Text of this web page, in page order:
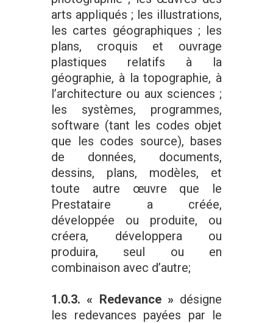
arts appliqués ; les illustrations,
les cartes géographiques ; les
plans, croquis et ouvrage
plastiques relatifs à la
géographie, à la topographie, à
l’architecture ou aux sciences ;
les systèmes, programmes,
software (tant les codes objet
que les codes source), bases
de données, documents,
dessins, plans, modèles, et
toute autre œuvre que le
Prestataire a créée,
développée ou produite, ou
créera, développera ou
produira, seul ou en
combinaison avec d’autre;
1.0.3. « Redevance » désigne
les redevances payées par le